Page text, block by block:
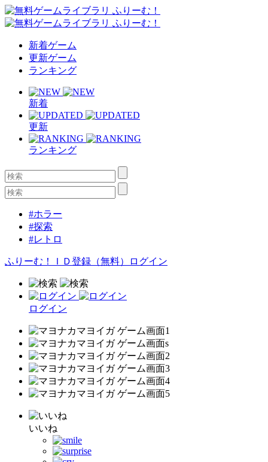
新着ゲーム
更新ゲーム
ランキング
新着
更新
ランキング
#ホラー
#探索
#レトロ
ふりーむ！ＩＤ登録（無料） ログイン
ログイン
いいね